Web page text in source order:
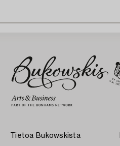
Tietoa Bukowskista